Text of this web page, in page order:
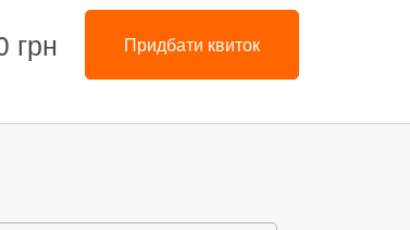
грн Придбати квиток